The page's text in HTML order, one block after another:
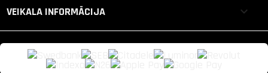
VEIKALA INFORMĀCIJA keyboard_arrow_down